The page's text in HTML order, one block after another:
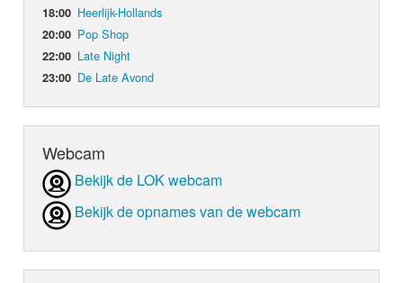
18:00 Heerlijk-Hollands
20:00 Pop Shop
22:00 Late Night
23:00 De Late Avond
Webcam
Bekijk de LOK webcam
Bekijk de opnames van de webcam